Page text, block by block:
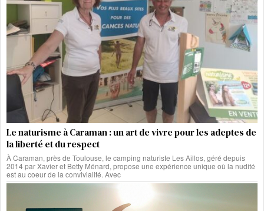
Le naturisme à Caraman : un art de vivre pour les adeptes de
la liberté et du respect
À Caraman, près de Toulouse, le camping naturiste Les Aillos, géré depuis
2014 par Xavier et Betty Ménard, propose une expérience unique où la nudité
est au coeur de la convivialité. Avec